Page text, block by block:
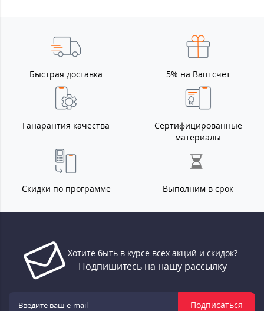
Быстрая доставка 5% на Ваш счет
Ганарантия качества
Сертифицированные
материалы
Скидки по программе Выполним в срок
Хотите быть в курсе всех акций и скидок?
Подпишитесь на нашу рассылку
Подписаться